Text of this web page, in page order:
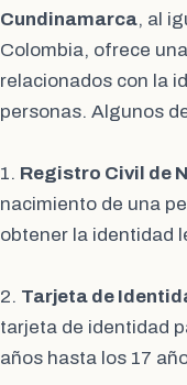
Cundinamarca, al
Colombia, ofrece
relacionados con la
personas. Algunos
1. Registro Civil de
nacimiento de una
obtener la identidad
2. Tarjeta de
tarjeta de identidad
años hasta los 17